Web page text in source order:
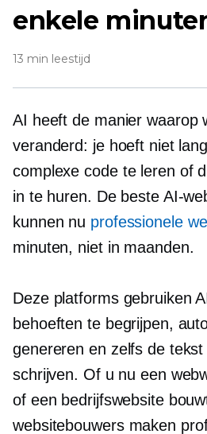
enkele
13 min leestijd
AI heeft de manier waarop
veranderd: je hoeft niet
complexe code te leren of
in te huren. De beste AI-
kunnen nu professionele
minuten, niet in maanden.
Deze platforms gebruiken
behoeften te begrijpen,
genereren en zelfs de
schrijven. Of u nu een
of een bedrijfswebsite
websitebouwers maken